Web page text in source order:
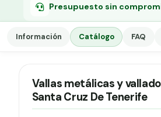
Presupuesto sin
Información Catálogo FAQ
Vallas metálicas y
Santa Cruz De Tenerife